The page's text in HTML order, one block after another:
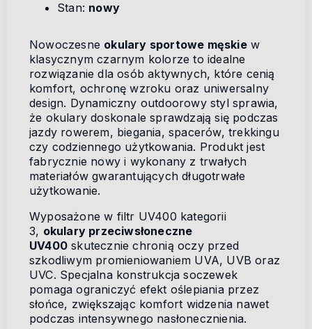
Stan: nowy
Nowoczesne okulary sportowe męskiew
klasycznym czarnym kolorze to idealne
rozwiązanie dla osób aktywnych, które cenią
komfort, ochronę wzroku oraz uniwersalny
design. Dynamiczny outdoorowy styl sprawia,
że okulary doskonale sprawdzają się podczas
jazdy rowerem, biegania, spacerów, trekkingu
czy codziennego użytkowania. Produkt jest
fabrycznie nowy i wykonany z trwałych
materiałów gwarantujących długotrwałe
użytkowanie.
Wyposażone w filtr UV400 kategorii
3, okulary przeciwsłoneczne
UV400 skutecznie chronią oczy przed
szkodliwym promieniowaniem UVA, UVB oraz
UVC. Specjalna konstrukcja soczewek
pomaga ograniczyć efekt oślepiania przez
słońce, zwiększając komfort widzenia nawet
podczas intensywnego nasłonecznienia.